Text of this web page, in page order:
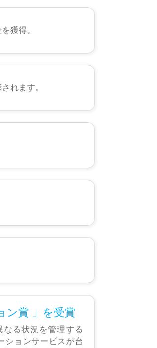
獲得。
れます。
ン賞 」を受賞
る状況を管理する
ションサービスが台